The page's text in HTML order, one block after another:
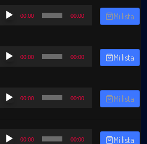
Reproductor
00:00 00:00 Mi lista
Reproductor
00:00 00:00 Mi lista
Reproductor
00:00 00:00 Mi lista
Reproductor
00:00 00:00 Mi lista